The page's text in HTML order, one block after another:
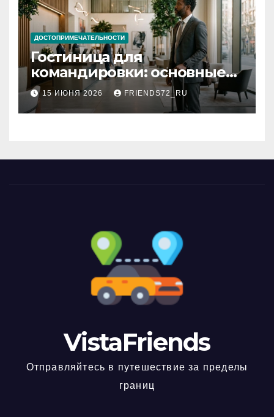
ДОСТОПРИМЕЧАТЕЛЬНОСТИ
Гостиница для
командировки: основные
критерии выбора
15 ИЮНЯ 2026 FRIENDS72_RU
VistaFriends
Отправляйтесь в путешествие за пределы
границ